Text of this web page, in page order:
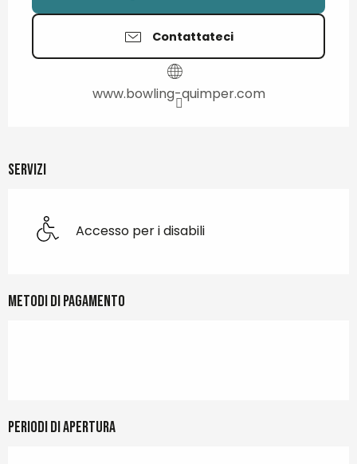
Contattateci
www.bowling-quimper.com
Servizi
Accesso per i disabili
Metodi di pagamento
Periodi di apertura